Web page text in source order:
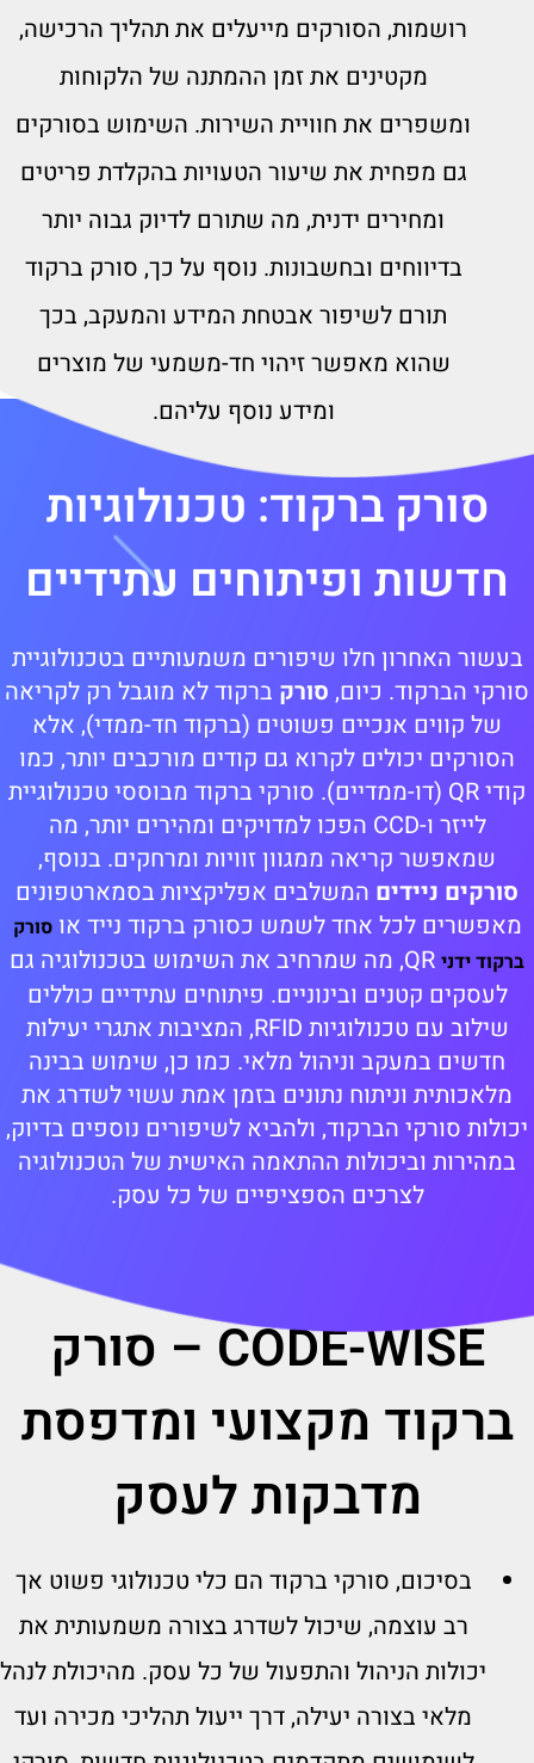
רושמות, הסורקים מייעלים את תהליך הרכישה,
מקטינים את זמן ההמתנה של הלקוחות
ומשפרים את חוויית השירות. השימוש בסורקים
גם מפחית את שיעור הטעויות בהקלדת פריטים
ומחירים ידנית, מה שתורם לדיוק גבוה יותר
בדיווחים ובחשבונות. נוסף על כך, סורק ברקוד
תורם לשיפור אבטחת המידע והמעקב, בכך
שהוא מאפשר זיהוי חד-משמעי של מוצרים
ומידע נוסף עליהם.
סורק ברקוד: טכנולוגיות
חדשות ופיתוחים עתידיים
בעשור האחרון חלו שיפורים משמעותיים בטכנולוגיית
סורקי הברקוד. כיום, סורקברקוד לא מוגבל רק לקריאה
של קווים אנכיים פשוטים (ברקוד חד-ממדי), אלא
הסורקים יכולים לקרוא גם קודים מורכבים יותר, כמו
קודי QR (דו-ממדיים). סורקי ברקוד מבוססי טכנולוגיית
לייזר ו-CCD הפכו למדויקים ומהירים יותר, מה
שמאפשר קריאה ממגוון זוויות ומרחקים. בנוסף,
סורקים ניידיםהמשלבים אפליקציות בסמארטפונים
מאפשרים לכל אחד לשמש כסורק ברקוד נייד או סורק
ברקוד ידני
QR, מה שמרחיב את השימוש בטכנולוגיה גם
לעסקים קטנים ובינוניים. פיתוחים עתידיים כוללים
שילוב עם טכנולוגיות RFID, המציבות אתגרי יעילות
חדשים במעקב וניהול מלאי. כמו כן, שימוש בבינה
מלאכותית וניתוח נתונים בזמן אמת עשוי לשדרג את
יכולות סורקי הברקוד, ולהביא לשיפורים נוספים בדיוק,
במהירות וביכולות ההתאמה האישית של הטכנולוגיה
לצרכים הספציפיים של כל עסק.
CODE-WISE – סורק
ברקוד מקצועי ומדפסת
מדבקות לעסק
בסיכום, סורקי ברקוד הם כלי טכנולוגי פשוט אך
רב עוצמה, שיכול לשדרג בצורה משמעותית את
יכולות הניהול והתפעול של כל עסק. מהיכולת לנהל
מלאי בצורה יעילה, דרך ייעול תהליכי מכירה ועד